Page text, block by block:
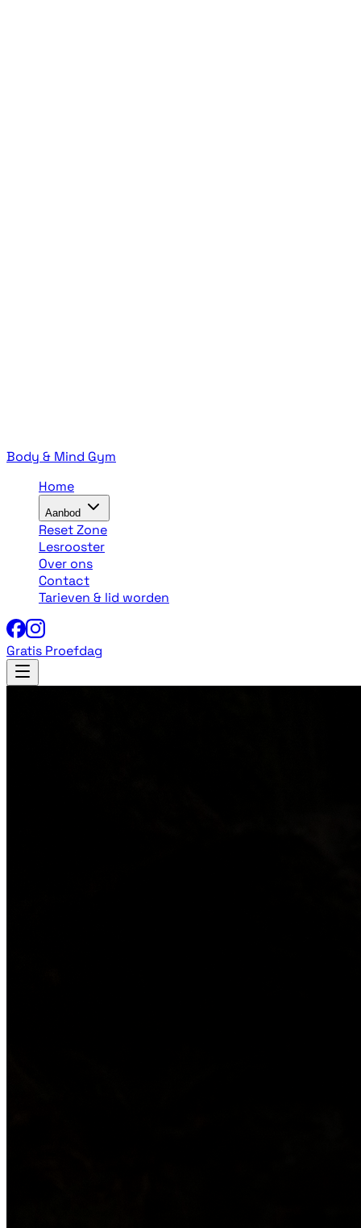
Body & Mind Gym
Home
Aanbod
Reset Zone
Lesrooster
Over ons
Contact
Tarieven & lid worden
Gratis Proefdag